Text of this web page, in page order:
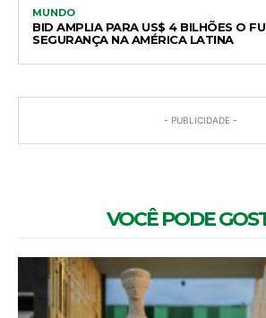
MUNDO
BID AMPLIA PARA US$ 4 BILHÕES O
SEGURANÇA NA AMÉRICA LATINA
- PUBLICIDADE -
VOCÊ PODE